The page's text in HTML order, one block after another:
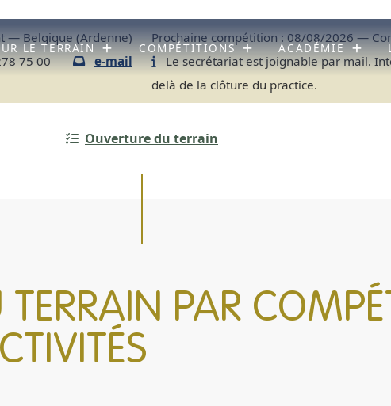
LE TERRAIN COMPÉTITIONS ACADÉMIE
— Belgique (Ardenne)
75 00
e-mail
Prochaine compétition :08/08/2026 —
Le secrétariat est joignable par mail.
delà de la clôture du practice.
Ouverture du terrain
PAR